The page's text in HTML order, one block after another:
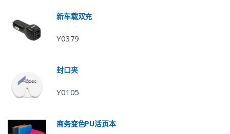
新车载双充
Y0379
封口夹
Y0105
商务变色PU活页本